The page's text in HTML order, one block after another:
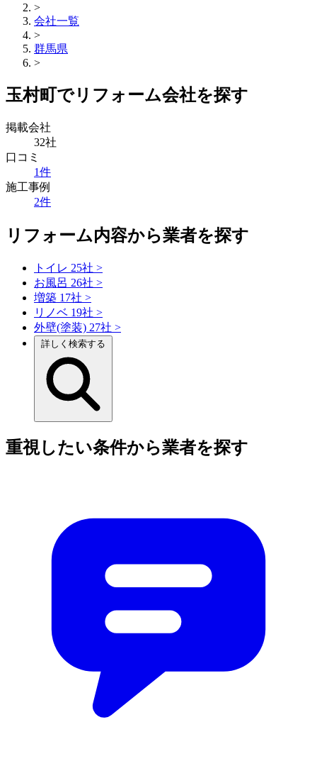
>
会社一覧
>
群馬県
>
玉村町でリフォーム会社を探す
掲載会社
32社
口コミ
1件
施工事例
2件
リフォーム内容から業者を探す
トイレ 25社 >
お風呂 26社 >
増築 17社 >
リノベ 19社 >
外壁(塗装) 27社 >
詳しく検索する
重視したい条件から業者を探す